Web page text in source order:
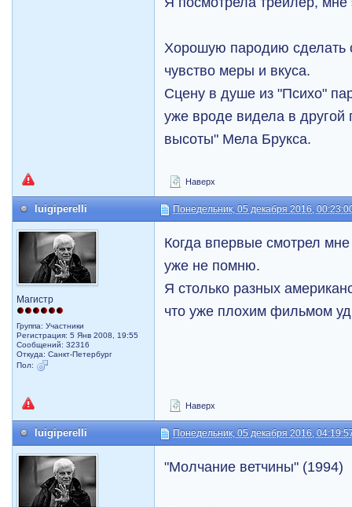
Хорошую пародию сделать
чувство меры и вкуса.
Сцену в душе из "Психо"
уже вроде видела в
высоты" Мела Брукса.
Наверх
luigiperelli Понедельник, 05 декабря 2016,
Магистр
Группа: Участники
Регистрация: 5 Янв 2008, 19:55
Сообщений: 32316
Откуда: Санкт-Петербург
Пол:
Когда впервые смотрел
уже не помню.
Я столько разных
что уже плохим фильмом
Наверх
luigiperelli Понедельник, 05 декабря 2016,
"Молчание ветчины" (1994)